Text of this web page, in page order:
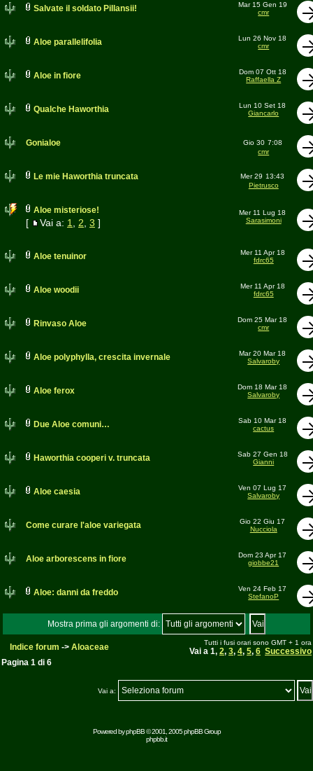
Salvate il soldato Pillansii!
Mar 15 Gen 19
cmr
Aloe parallelifolia
Lun 26 Nov 18
cmr
Aloe in fiore
Dom 07 Ott 18
Raffaella Z
Qualche Haworthia
Lun 10 Set 18
Giancarlo
Gonialoe Gio 30 7:08
cmr
Le mie Haworthia truncata Mer 29 13:43
Pietrusco
Aloe misteriose!
[ Vai a: 1 2 3 ]
Mer 11 Lug 18
Sarasimoni
Aloe tenuinor
Mer 11 Apr 18
fdrc65
Aloe woodii
Mer 11 Apr 18
fdrc65
Rinvaso Aloe
Dom 25 Mar 18
cmr
Aloe polyphylla, crescita invernale
Mar 20 Mar 18
Salvaroby
Aloe ferox
Dom 18 Mar 18
Salvaroby
Due Aloe comuni…
Sab 10 Mar 18
cactus
Haworthia cooperi v. truncata
Sab 27 Gen 18
Gianni
Aloe caesia
Ven 07 Lug 17
Salvaroby
Come curare l'aloe variegata
Gio 22 Giu 17
Nucciola
Aloe arborescens in fiore
Dom 23 Apr 17
giobbe21
Aloe: danni da freddo
Ven 24 Feb 17
StefanoP
Mostra prima gli argomenti di:
Indice forum -> Aloaceae Tutti i fusi orari sono GMT + 1 ora
Vai a 1, 2, 3, 4, 5, 6 Successivo
Pagina 1 di 6
Vai a:
Powered byphpBB© 2001, 2005 phpBB Group
phpbb.it